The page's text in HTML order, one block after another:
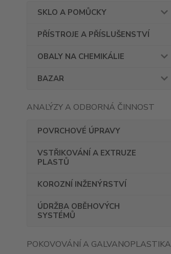
SKLO A POMŮCKY
PŘÍSTROJE A PŘÍSLUŠENSTVÍ
OBALY NA CHEMIKÁLIE
BAZAR
ANALÝZY A ODBORNÁ ČINNOST
POVRCHOVÉ ÚPRAVY
VSTŘIKOVÁNÍ A EXTRUZE
PLASTŮ
KOROZNÍ INŽENÝRSTVÍ
ÚDRŽBA OBĚHOVÝCH
SYSTÉMŮ
POKOVOVÁNÍ A GALVANOPLASTIKA